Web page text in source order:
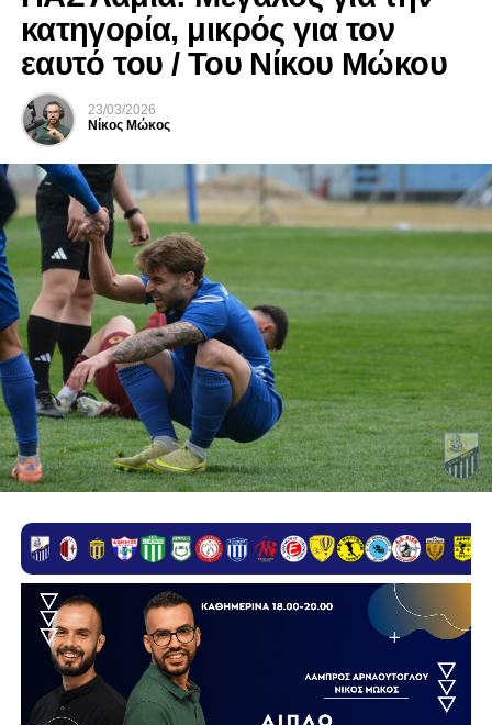
κατηγορία, μικρός για τον
εαυτό του / Του Νίκου Μώκου
23/03/2026
Νίκος Μώκος